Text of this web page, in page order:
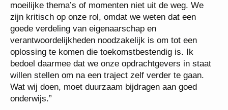
moeilijke thema’s of momenten niet uit de weg. We
zijn kritisch op onze rol, omdat we weten dat een
goede verdeling van eigenaarschap en
verantwoordelijkheden noodzakelijk is om tot een
oplossing te komen die toekomstbestendig is. Ik
bedoel daarmee dat we onze opdrachtgevers in staat
willen stellen om na een traject zelf verder te gaan.
Wat wij doen, moet duurzaam bijdragen aan goed
onderwijs.”